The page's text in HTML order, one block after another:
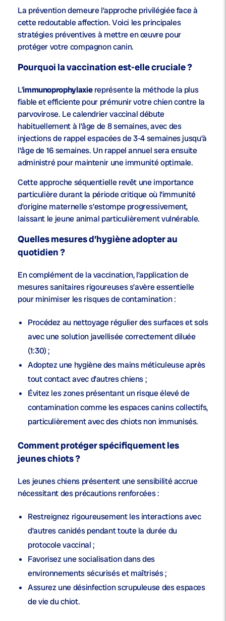
La prévention demeure l’approche privilégiée face à
cette redoutable affection. Voici les principales
stratégies préventives à mettre en œuvre pour
protéger votre compagnon canin.
Pourquoi la vaccination est-elle cruciale ?
L’immunoprophylaxiereprésente la méthode la plus
fiable et efficiente pour prémunir votre chien contre la
parvovirose. Le calendrier vaccinal débute
habituellement à l’âge de 8 semaines, avec des
injections de rappel espacées de 3-4 semaines jusqu’à
l’âge de 16 semaines. Un rappel annuel sera ensuite
administré pour maintenir une immunité optimale.
Cette approche séquentielle revêt une importance
particulière durant la période critique où l’immunité
d’origine maternelle s’estompe progressivement,
laissant le jeune animal particulièrement vulnérable.
Quelles mesures d’hygiène adopter au
quotidien ?
En complément de la vaccination, l’application de
mesures sanitaires rigoureuses s’avère essentielle
pour minimiser les risques de contamination :
Procédez au nettoyage régulier des surfaces et sols
avec une solution javellisée correctement diluée
(1:30) ;
Adoptez une hygiène des mains méticuleuse après
tout contact avec d’autres chiens ;
Évitez les zones présentant un risque élevé de
contamination comme les espaces canins collectifs,
particulièrement avec des chiots non immunisés.
Comment protéger spécifiquement les
jeunes chiots ?
Les jeunes chiens présentent une sensibilité accrue
nécessitant des précautions renforcées :
Restreignez rigoureusement les interactions avec
d’autres canidés pendant toute la durée du
protocole vaccinal ;
Favorisez une socialisation dans des
environnements sécurisés et maîtrisés ;
Assurez une désinfection scrupuleuse des espaces
de vie du chiot.